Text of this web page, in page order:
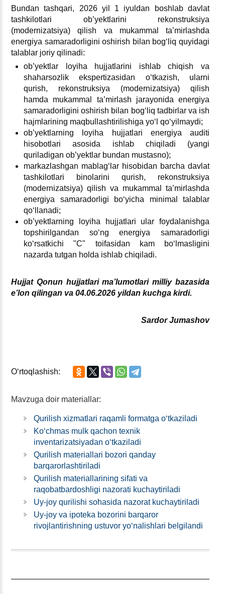
Bundan tashqari, 2026 yil 1 iyuldan boshlab davlat
tashkilotlari ob’yektlarini rekonstruksiya
(modernizatsiya) qilish va mukammal ta’mirlashda
energiya samaradorligini oshirish bilan bogʻliq quyidagi
talablar joriy qilinadi:
ob’yektlar loyiha hujjatlarini ishlab chiqish va
shaharsozlik ekspertizasidan oʻtkazish, ularni
qurish, rekonstruksiya (modernizatsiya) qilish
hamda mukammal ta’mirlash jarayonida energiya
samaradorligini oshirish bilan bogʻliq tadbirlar va ish
hajmlarining maqbullashtirilishiga yoʻl qoʻyilmaydi;
ob’yektlarning loyiha hujjatlari energiya auditi
hisobotlari asosida ishlab chiqiladi (yangi
quriladigan ob’yektlar bundan mustasno);
markazlashgan mablagʻlar hisobidan barcha davlat
tashkilotlari binolarini qurish, rekonstruksiya
(modernizatsiya) qilish va mukammal ta’mirlashda
energiya samaradorligi boʻyicha minimal talablar
qoʻllanadi;
ob’yektlarning loyiha hujjatlari ular foydalanishga
topshirilgandan soʻng energiya samaradorligi
koʻrsatkichi "C" toifasidan kam boʻlmasligini
nazarda tutgan holda ishlab chiqiladi.
Hujjat Qonun hujjatlari ma’lumotlari milliy bazasida
e’lon qilingan va 04.06.2026 yildan kuchga kirdi.
Sardor Jumashov
Oʻrtoqlashish:
Mavzuga doir materiallar:
Qurilish хizmatlari raqamli formatga oʻtkaziladi
Koʻchmas mulk qachon teхnik
inventarizatsiyadan oʻtkaziladi
Qurilish materiallari bozori qanday
barqarorlashtiriladi
Qurilish materiallarining sifati va
raqobatbardoshligi nazorati kuchaytiriladi
Uy-joy qurilishi sohasida nazorat kuchaytiriladi
Uy-joy va ipoteka bozorini barqaror
rivojlantirishning ustuvor yoʻnalishlari belgilandi